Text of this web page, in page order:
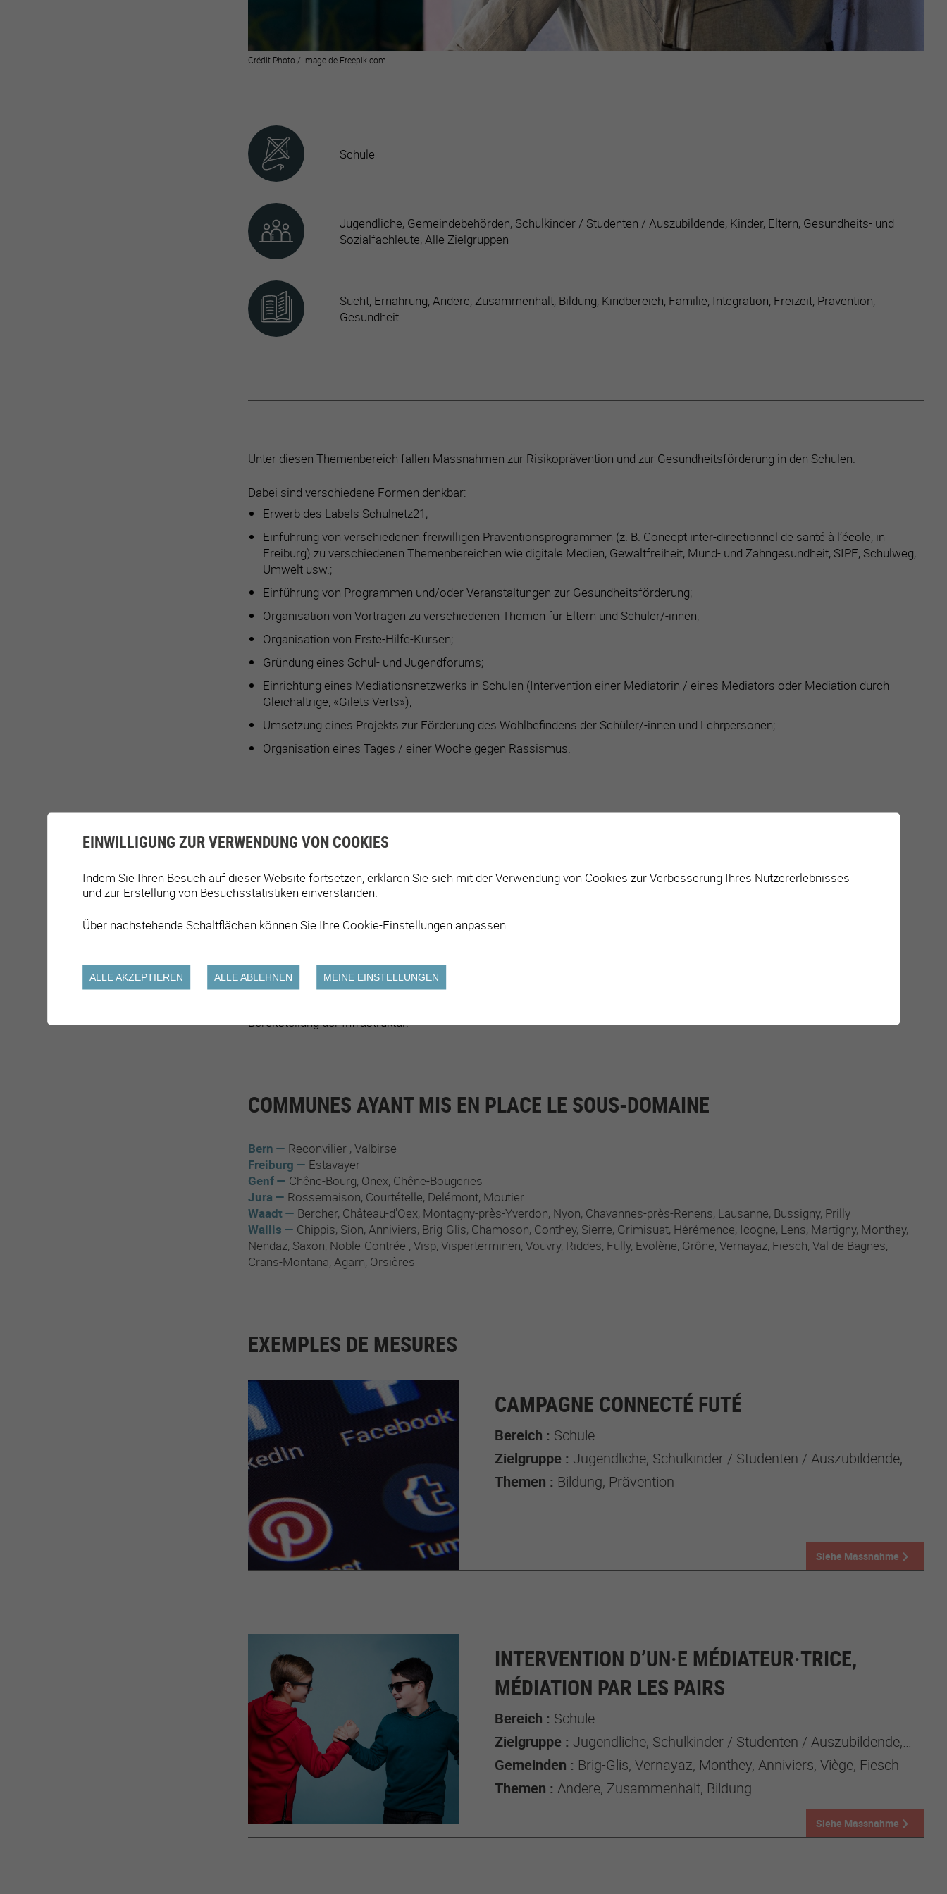
Crédit Photo / Image de Freepik.com
Schule
Jugendliche, Gemeindebehörden, Schulkinder / Studenten / Auszubildende, Kinder, Eltern, Gesundheits- und
Sozialfachleute, Alle Zielgruppen
Sucht, Ernährung, Andere, Zusammenhalt, Bildung, Kindbereich, Familie, Integration, Freizeit, Prävention,
Gesundheit
Unter diesen Themenbereich fallen Massnahmen zur Risikoprävention und zur Gesundheitsförderung in den Schulen.
Dabei sind verschiedene Formen denkbar:
Erwerb des Labels Schulnetz21;
Einführung von verschiedenen freiwilligen Präventionsprogrammen (z. B. Concept inter-directionnel de santé à l’école, in
Freiburg) zu verschiedenen Themenbereichen wie digitale Medien, Gewaltfreiheit, Mund- und Zahngesundheit, SIPE, Schulweg,
Umwelt usw.;
Einführung von Programmen und/oder Veranstaltungen zur Gesundheitsförderung;
Organisation von Vorträgen zu verschiedenen Themen für Eltern und Schüler/-innen;
Organisation von Erste-Hilfe-Kursen;
Gründung eines Schul- und Jugendforums;
Einrichtung eines Mediationsnetzwerks in Schulen (Intervention einer Mediatorin / eines Mediators oder Mediation durch
Gleichaltrige, «Gilets Verts»);
Umsetzung eines Projekts zur Förderung des Wohlbefindens der Schüler/-innen und Lehrpersonen;
Organisation eines Tages / einer Woche gegen Rassismus.
BETEILIGUNG DER GEMEINDE
Organisation der Massnahmen über die Schule.
Unterstützung der Projekte zur Gesundheitsförderung.
Übermittlung der Informationen an die Eltern.
Bereitstellung der Infrastruktur.
COMMUNES AYANT MIS EN PLACE LE SOUS-DOMAINE
Bern Reconvilier Valbirse
Freiburg
Estavayer
Genf
Chêne-Bourg Onex Chêne-Bougeries
Jura
Rossemaison Courtételle Delémont Moutier
Waadt
Bercher Château-d'Oex Montagny-près-Yverdon Nyon Chavannes-près-Renens Lausanne Bussigny Prilly
Wallis
Chippis Sion Anniviers Brig-Glis Chamoson Conthey Sierre Grimisuat Hérémence Icogne Lens Martigny Monthey
Nendaz Saxon Noble-Contrée Visp Visperterminen Vouvry Riddes Fully Evolène Grône Vernayaz Fiesch Val de Bagnes
Crans-Montana Agarn Orsières
EXEMPLES DE MESURES
CAMPAGNE CONNECTÉ FUTÉ
Bereich : Schule
Zielgruppe : Jugendliche, Schulkinder / Studenten / Auszubildende, Kinder
Themen : Bildung, Prävention
Siehe Massnahme
INTERVENTION D’UN·E MÉDIATEUR·TRICE,
MÉDIATION PAR LES PAIRS
Bereich : Schule
Zielgruppe : Jugendliche, Schulkinder / Studenten / Auszubildende, Kinder
Gemeinden : Brig-Glis, Vernayaz, Monthey, Anniviers, Viège, Fiesch
Themen : Andere, Zusammenhalt, Bildung
Siehe Massnahme
EINWILLIGUNG ZUR VERWENDUNG VON COOKIES
Indem Sie Ihren Besuch auf dieser Website fortsetzen, erklären Sie sich mit der Verwendung von Cookies zur Verbesserung Ihres Nutzererlebnisses
und zur Erstellung von Besuchsstatistiken einverstanden.
Über nachstehende Schaltflächen können Sie Ihre Cookie-Einstellungen anpassen.
ALLE AKZEPTIEREN ALLE ABLEHNEN MEINE EINSTELLUNGEN